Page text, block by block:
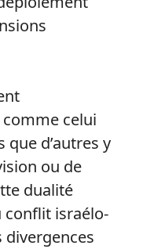
celui
que d’autres y
ou de
dualité
conflit israélo-
divergences